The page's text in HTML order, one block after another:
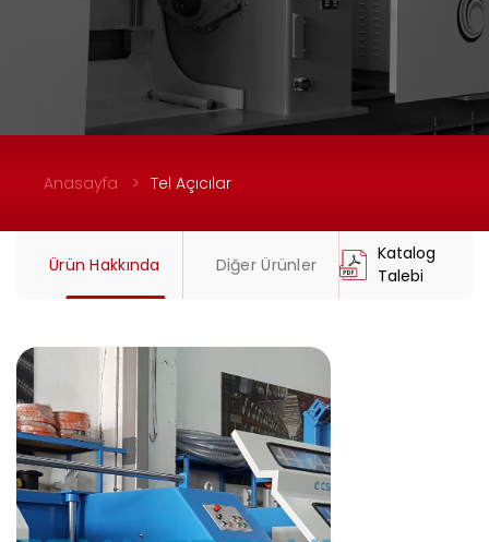
Haberler
Anasayfa Tel Açıcılar
Ürün Hakkında Diğer Ürünler
Katalog
Talebi